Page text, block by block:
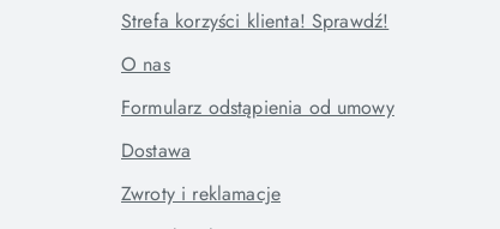
Strefa korzyści klienta! Sprawdź!
O nas
Formularz odstąpienia od umowy
Dostawa
Zwroty i reklamacje